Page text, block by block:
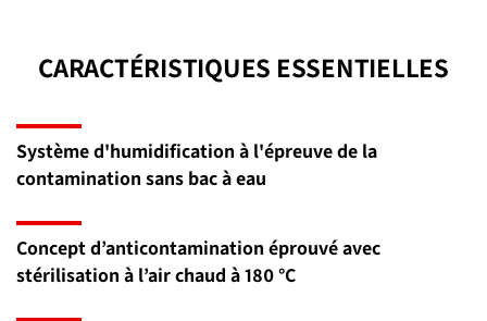
CARACTÉRISTIQUES ESSENTIELLES
Système d'humidification à l'épreuve de la
contamination sans bac à eau
Concept d’anticontamination éprouvé avec
stérilisation à l’air chaud à 180 °C